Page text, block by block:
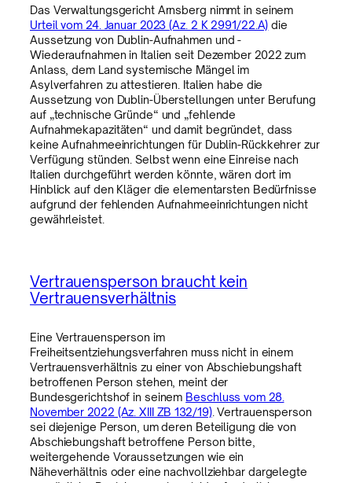
Das Verwaltungsgericht Arnsberg nimmt in seinem
Urteil vom 24. Januar 2023 (Az. 2 K 2991/22.A) die
Aussetzung von Dublin-Aufnahmen und -
Wiederaufnahmen in Italien seit Dezember 2022 zum
Anlass, dem Land systemische Mängel im
Asylverfahren zu attestieren. Italien habe die
Aussetzung von Dublin-Überstellungen unter Berufung
auf „technische Gründe“ und „fehlende
Aufnahmekapazitäten“ und damit begründet, dass
keine Aufnahmeeinrichtungen für Dublin-Rückkehrer zur
Verfügung stünden. Selbst wenn eine Einreise nach
Italien durchgeführt werden könnte, wären dort im
Hinblick auf den Kläger die elementarsten Bedürfnisse
aufgrund der fehlenden Aufnahmeeinrichtungen nicht
gewährleistet.
Vertrauensperson braucht kein
Vertrauensverhältnis
Eine Vertrauensperson im
Freiheitsentziehungsverfahren muss nicht in einem
Vertrauensverhältnis zu einer von Abschiebungshaft
betroffenen Person stehen, meint der
Bundesgerichtshof in seinem Beschluss vom 28.
November 2022 (Az. XIII ZB 132/19). Vertrauensperson
sei diejenige Person, um deren Beteiligung die von
Abschiebungshaft betroffene Person bitte,
weitergehende Voraussetzungen wie ein
Näheverhältnis oder eine nachvollziehbar dargelegte